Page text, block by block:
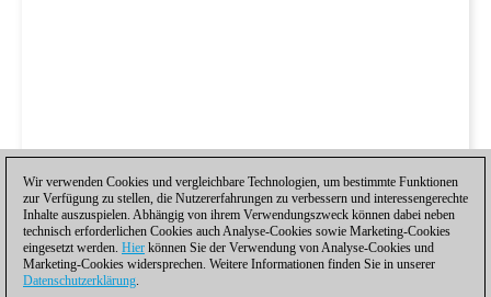
Wir verwenden Cookies und vergleichbare Technologien, um bestimmte Funktionen
zur Verfügung zu stellen, die Nutzererfahrungen zu verbessern und interessengerechte
Inhalte auszuspielen. Abhängig von ihrem Verwendungszweck können dabei neben
technisch erforderlichen Cookies auch Analyse-Cookies sowie Marketing-Cookies
eingesetzt werden. Hier können Sie der Verwendung von Analyse-Cookies und
Marketing-Cookies widersprechen. Weitere Informationen finden Sie in unserer
Datenschutzerklärung.